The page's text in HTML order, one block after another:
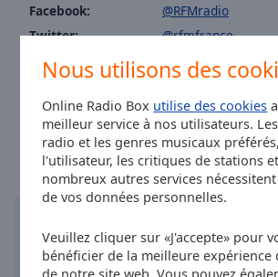
Nous utilisons des
Online Radio Box utilise des cookies
meilleur service à nos utilisateurs.
radio et les genres musicaux
l'utilisateur, les critiques de stations
nombreux autres services
de vos données personnelles.
Veuillez cliquer sur «J'accepte» pour
bénéficier de la meilleure
de notre site web. Vous pouvez
Facebook:
@RFMradio
Twitter:
@rfmfrance
Instagram:
@radiorfm
Heure à Paris:22:32 ,08.06.2026